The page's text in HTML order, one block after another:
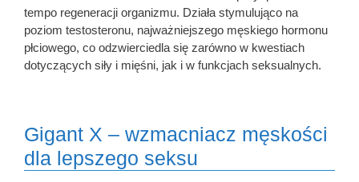
tempo regeneracji organizmu. Działa stymulująco na
poziom testosteronu, najważniejszego męskiego hormonu
płciowego, co odzwierciedla się zarówno w kwestiach
dotyczących siły i mięśni, jak i w funkcjach seksualnych.
Gigant X – wzmacniacz męskości
dla lepszego seksu